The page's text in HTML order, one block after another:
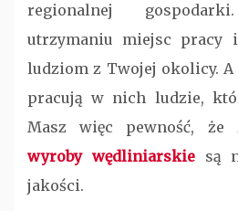
regionalnej
utrzymaniu miejsc pracy
ludziom z Twojej okolicy.
pracują w nich ludzie,
Masz więc pewność, że
wyroby wędliniarskiesą
jakości.